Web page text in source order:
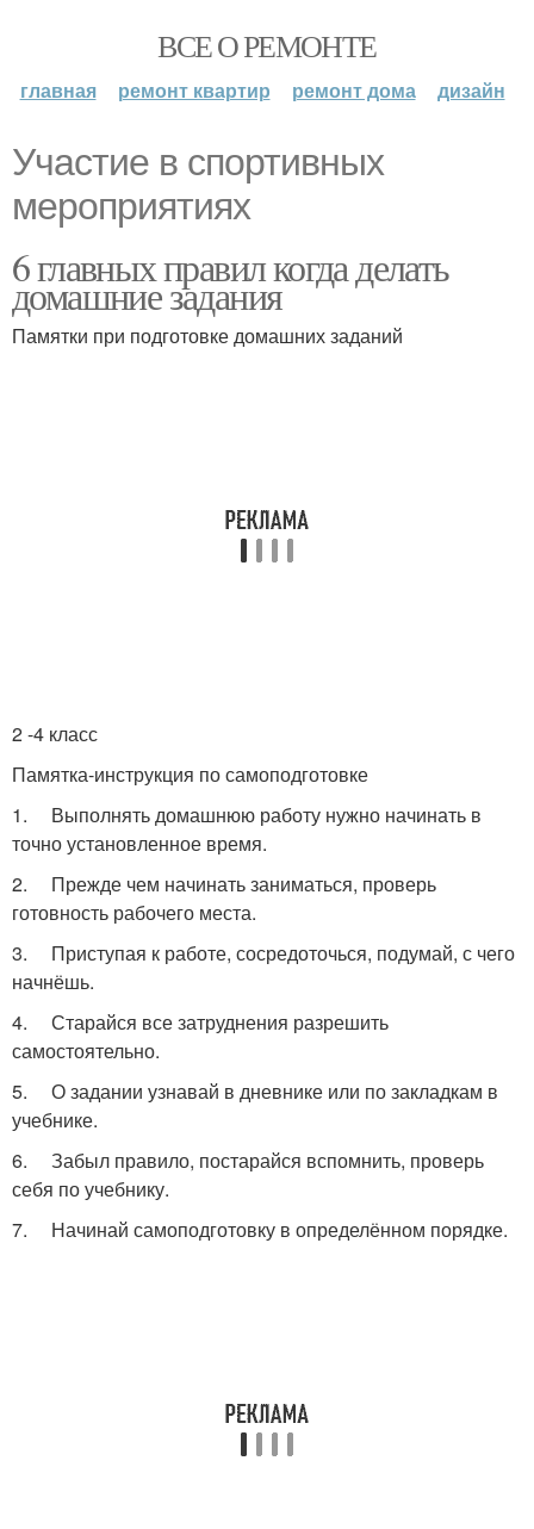
ВСЕ О РЕМОНТЕ
главная ремонт квартир ремонт дома дизайн
Участие в спортивных
мероприятиях
6 главных правил когда делать
домашние задания
Памятки при подготовке домашних заданий
2 -4 класс
Памятка-инструкция по самоподготовке
1. Выполнять домашнюю работу нужно начинать в
точно установленное время.
2. Прежде чем начинать заниматься, проверь
готовность рабочего места.
3. Приступая к работе, сосредоточься, подумай, с чего
начнёшь.
4. Старайся все затруднения разрешить
самостоятельно.
5. О задании узнавай в дневнике или по закладкам в
учебнике.
6. Забыл правило, постарайся вспомнить, проверь
себя по учебнику.
7. Начинай самоподготовку в определённом порядке.